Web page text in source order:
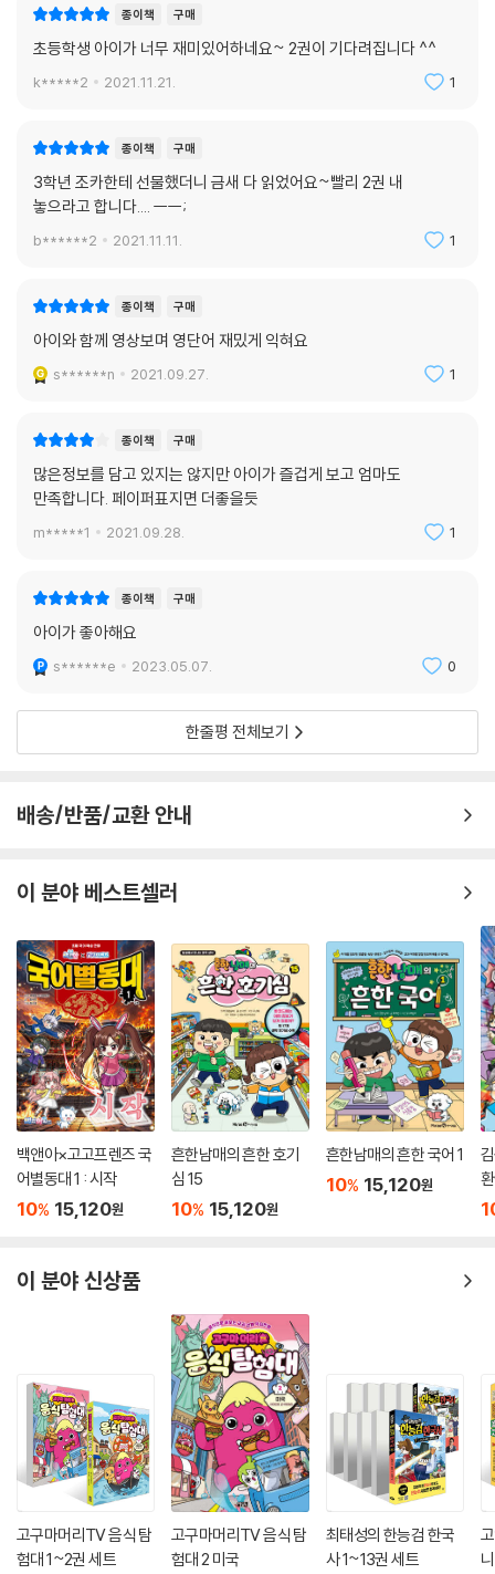
종이책 구매
초등학생 아이가 너무 재미있어하네요~ 2권이 기다려집니다 ^^
k*****2 2021.11.21. 1
종이책 구매
3학년 조카한테 선물했더니 금새 다 읽었어요~빨리 2권 내
놓으라고 합니다.... ㅡㅡ;
b******2 2021.11.11. 1
종이책 구매
아이와 함께 영상보며 영단어 재밌게 익혀요
s******n 2021.09.27. 1
종이책 구매
많은정보를 담고 있지는 않지만 아이가 즐겁게 보고 엄마도
만족합니다. 페이퍼표지면 더좋을듯
m*****1 2021.09.28. 1
종이책 구매
아이가 좋아해요
s******e 2023.05.07. 0
한줄평 전체보기
배송/반품/교환 안내
이 분야 베스트셀러
백앤아×고고프렌즈 국
어별동대 1 : 시작
10% 15,120원
흔한남매의 흔한 호기
심 15
10% 15,120원
흔한남매의 흔한 국어 1
10% 15,120원
이 분야 신상품
고구마머리TV 음식 탐
험대 1~2권 세트
고구마머리TV 음식 탐
험대 2 미국
최태성의 한능검 한국
사 1~13권 세트